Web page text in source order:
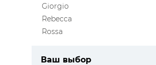
ЦВЕТА
Giorgio
Rebecca
Rossa
Ваш выбор